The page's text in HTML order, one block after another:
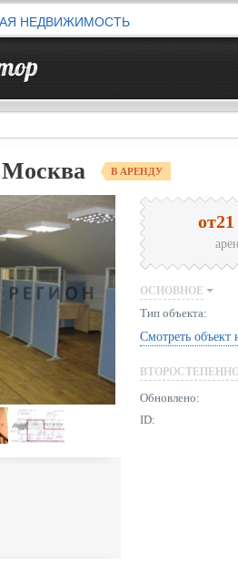
НЕДВИЖИМОСТЬ
В АРЕНДУ
ОСНОВНОЕ
Тип объекта:
Смотреть объект
Обновлено:
ID: